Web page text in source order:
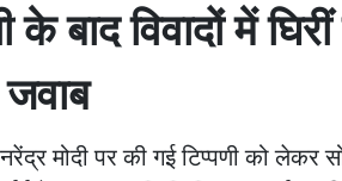
के बाद विवादों में
जवाब
मोदी पर की गई टिप्पणी को लेकर